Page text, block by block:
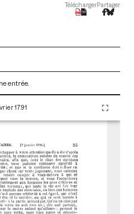
TéléchargerPartager
entrée.
1791